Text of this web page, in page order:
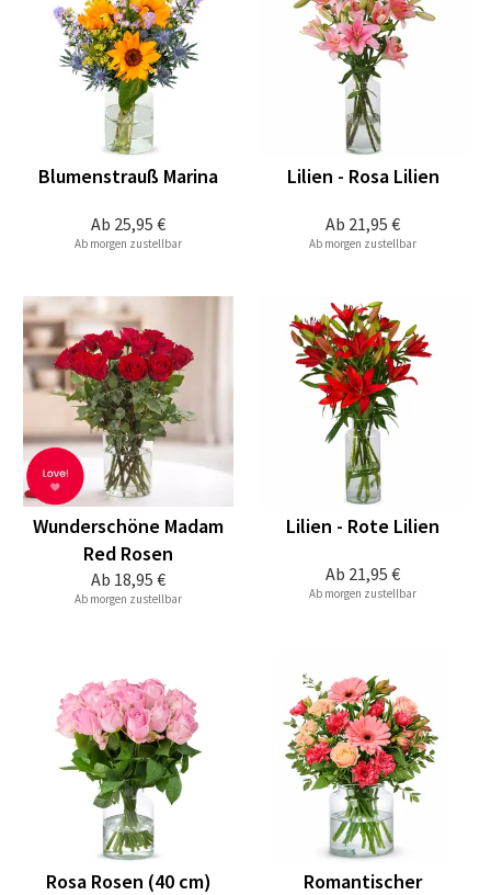
Ab 25,95 €
Blumenstrauß Marina
Ab morgen zustellbar
Ab 21,95 €
Lilien - Rosa Lilien
Ab morgen zustellbar
Ab 18,95 €
Wunderschöne Madam
Red Rosen
Ab morgen zustellbar
Ab 21,95 €
Lilien - Rote Lilien
Ab morgen zustellbar
Rosa Rosen (40 cm)
Romantischer